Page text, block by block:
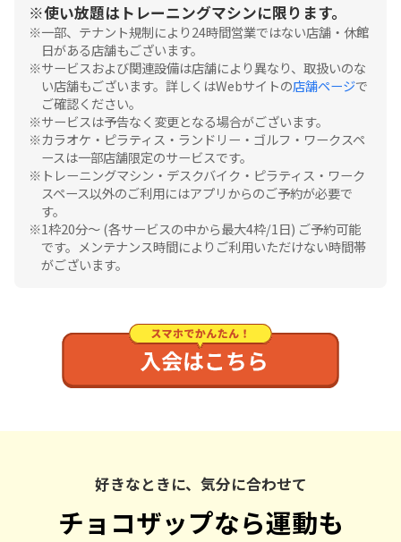
使い放題はトレーニングマシンに限ります。
一部、テナント規制により24時間営業ではない店舗・休館
日がある店舗もございます。
サービスおよび関連設備は店舗により異なり、取扱いのな
い店舗もございます。詳しくはWebサイトの店舗ページで
ご確認ください。
サービスは予告なく変更となる場合がございます。
カラオケ・ピラティス・ランドリー・ゴルフ・ワークスペ
ースは一部店舗限定のサービスです。
トレーニングマシン・デスクバイク・ピラティス・ワーク
スペース以外のご利用にはアプリからのご予約が必要で
す。
1枠20分〜 (各サービスの中から最大4枠/1日) ご予約可能
です。メンテナンス時間によりご利用いただけない時間帯
がございます。
好きなときに、気分に合わせて
チョコザップなら運動も